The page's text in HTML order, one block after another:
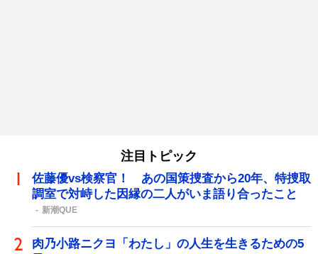
注目トピック
佐藤優vs検察官！ あの国策捜査から20年、特捜取
調室で対峙した因縁の二人がいま語り合ったこと
新潮QUE
肉乃小路ニクヨ「わたし」の人生を生きるための5